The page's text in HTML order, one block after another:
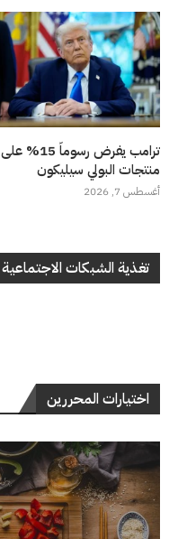
ترامب يفرض رسوماً 15% على
منتجات البولي سيليكون
أغسطس 7, 2026
تغذية الشبكات الاجتماعية
اختيارات المحررين